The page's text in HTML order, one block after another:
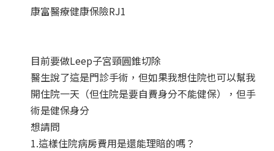
康富醫療健康保險RJ1
目前要做Leep子宮頸圓錐切除
醫生說了這是門診手術，但如果我想住院也可以幫我
開住院一天（但住院是要自費身分不能健保），但手
術是健保身分
想請問
1.這樣住院病房費用是還能理賠的嗎？